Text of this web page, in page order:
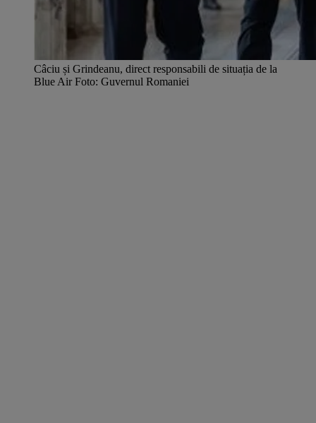
Câciu și Grindeanu, direct responsabili de situația de la
Blue Air Foto: Guvernul Romaniei